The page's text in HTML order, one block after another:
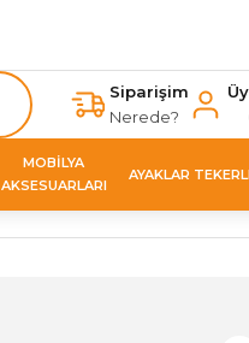
Siparişim
Nerede?
MOBİLYA
AKSESUARLARI
AYAKLAR